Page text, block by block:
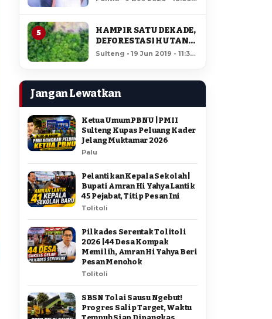
5
HAMPIR SATU DEKADE,
DEFORESTASI HUTAN
LORE LINDU MENCAPAI
Sulteng • 19 Jun 2019 - 11:34
Jangan Lewatkan
Ketua Umum PBNU | PMII
Sulteng Kupas Peluang Kader
Jelang Muktamar 2026
Palu
Pelantikan Kepala Sekolah |
Bupati Amran Hi Yahya Lantik
45 Pejabat, Titip Pesan Ini
Tolitoli
Pilkades Serentak Tolitoli
2026 | 44 Desa Kompak
Memilih, Amran Hi Yahya Beri
Pesan Menohok
Tolitoli
SBSN Tolai Sausu Ngebut!
Progres Salip Target, Waktu